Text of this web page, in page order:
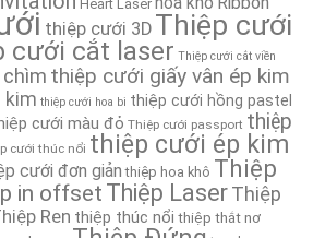
Heart Laser
thiệp cưới 3D Thiệp cưới
cưới cắt laser Thiệp cưới cắt viền
thiệp cưới giấy vân ép kim
kim thiệp cưới hoa bi thiệp cưới hồng pastel
cưới màu đỏ Thiệp cưới passport thiệp
cưới thúc nổi thiệp cưới ép kim
cưới đơn giản thiệp hoa khô Thiệp
in offset Thiệp LaserThiệp
Ren thiệp thúc nổi thiệp thắt nơ